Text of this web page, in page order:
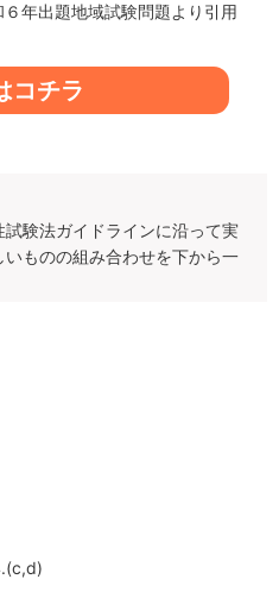
年出題地域試験問題より引用
コチラ
験法ガイドラインに沿って実
ものの組み合わせを下から一